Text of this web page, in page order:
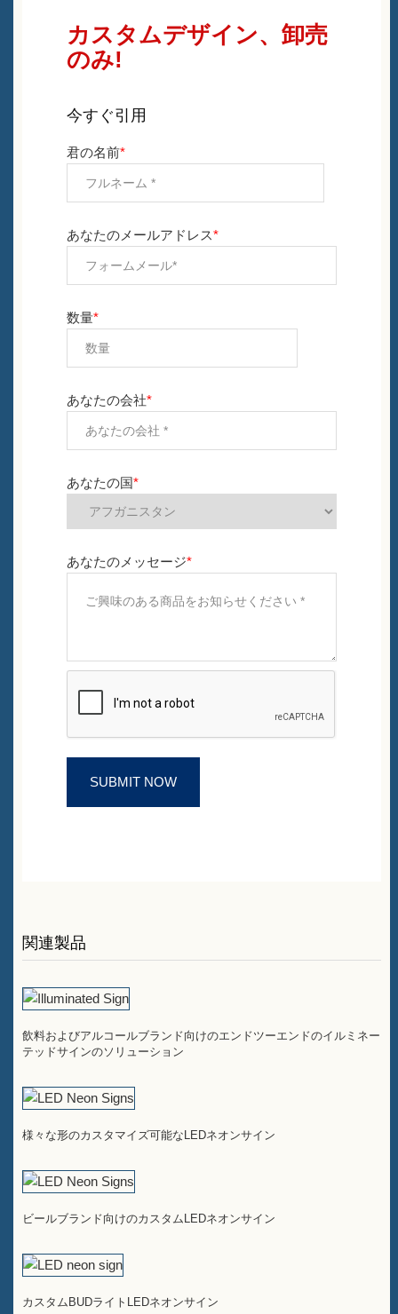
カスタムデザイン、卸売
のみ!
今すぐ引用
君の名前*
あなたのメールアドレス*
数量*
あなたの会社*
あなたの国*
あなたのメッセージ*
関連製品
飲料およびアルコールブランド向けのエンドツーエンドのイルミネー
テッドサインのソリューション
様々な形のカスタマイズ可能なLEDネオンサイン
ビールブランド向けのカスタムLEDネオンサイン
カスタムBUDライトLEDネオンサイン